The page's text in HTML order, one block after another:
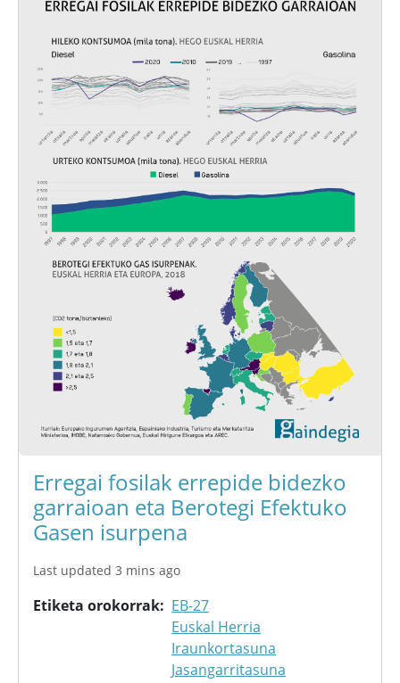
Erregai fosilak errepide bidezko
garraioan eta Berotegi Efektuko
Gasen isurpena
Last updated 3 mins ago
Etiketa orokorrak
EB-27
Euskal Herria
Iraunkortasuna
Jasangarritasuna